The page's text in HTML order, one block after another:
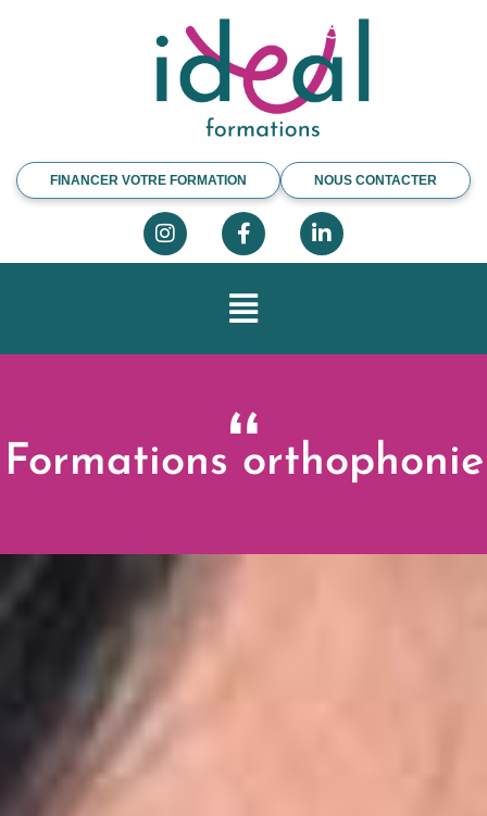
FINANCER VOTRE FORMATION NOUS CONTACTER
“
Formations orthophonie